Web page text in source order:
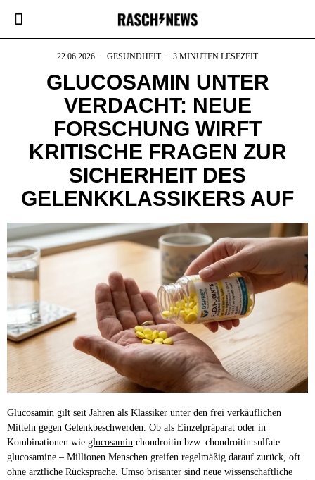
22.06.2026 GESUNDHEIT 3 MINUTEN LESEZEIT
GLUCOSAMIN UNTER
VERDACHT: NEUE
FORSCHUNG WIRFT
KRITISCHE FRAGEN ZUR
SICHERHEIT DES
GELENKKLASSIKERS AUF
Glucosamin gilt seit Jahren als Klassiker unter den frei verkäuflichen
Mitteln gegen Gelenkbeschwerden. Ob als Einzelpräparat oder in
Kombinationen wie glucosamin chondroitin bzw. chondroitin sulfate
glucosamine – Millionen Menschen greifen regelmäßig darauf zurück, oft
ohne ärztliche Rücksprache. Umso brisanter sind neue wissenschaftliche